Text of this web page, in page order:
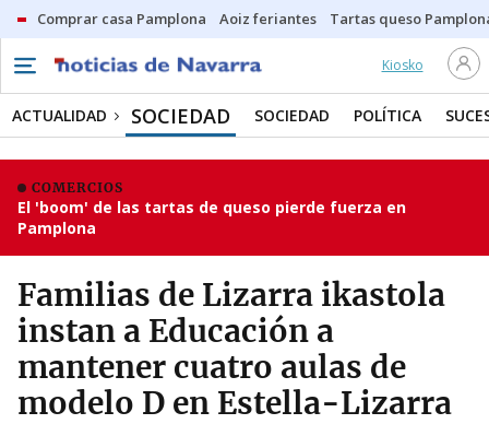
Comprar casa Pamplona Aoiz feriantes Tartas queso
Kiosko
ACTUALIDAD SOCIEDAD SOCIEDAD POLÍTICA
COMERCIOS
El 'boom' de las tartas de queso pierde fuerza en
Pamplona
Familias de Lizarra ikastola
instan a Educación a
mantener cuatro aulas de
modelo D en Estella-Lizarra